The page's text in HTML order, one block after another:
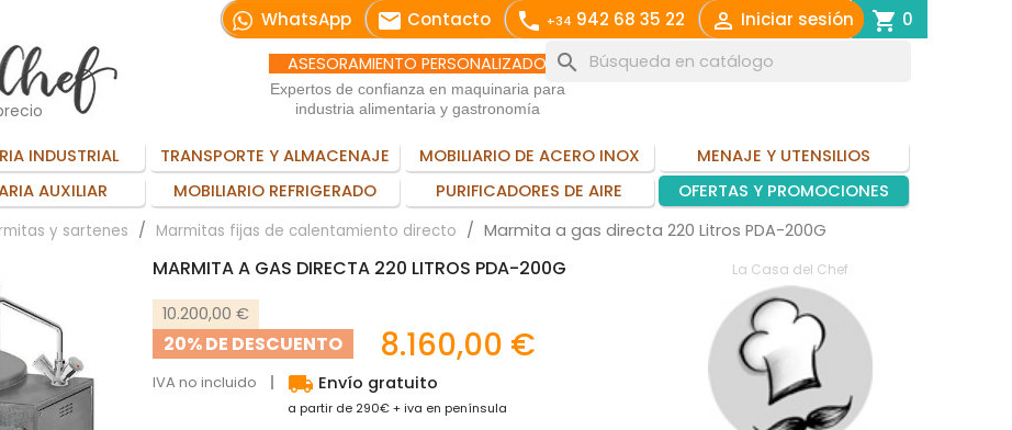
WhatsApp email Contacto call +34 942 68 35 22  Iniciar sesión shopping_cart 0
ASESORAMIENTO PERSONALIZADO
Expertos de confianza en maquinaria para
industria alimentaria y gastronomía
search
INDUSTRIAL TRANSPORTE Y ALMACENAJE MOBILIARIO DE ACERO INOX
MENAJE Y UTENSILIOS
AUXILIAR MOBILIARIO REFRIGERADO PURIFICADORES DE AIRE OFERTAS Y PROMOCIONES
y sartenes Marmitas fijas de calentamiento directo Marmita a gas directa 220 Litros PDA-200G
MARMITA A GAS DIRECTA 220 LITROS PDA-200G
10.200,00 €
20% DE DESCUENTO 8.160,00 €
IVA no incluido local_shipping Envío gratuito
a partir de 290€ + iva en península
La Casa del Chef